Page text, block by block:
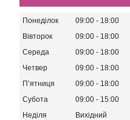
Понеділок 09:00
18:00
Вівторок
09:00
18:00
Середа
09:00
18:00
Четвер
09:00
18:00
Пʼятниця
09:00
18:00
Субота
09:00
15:00
Неділя
Вихідний